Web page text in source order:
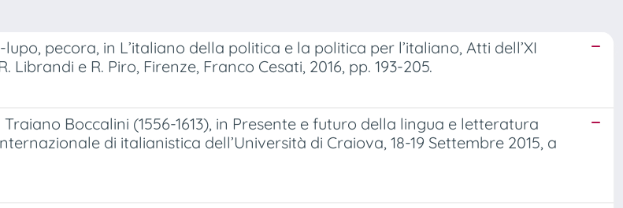
pecora, in L’italiano della politica e la politica per l’italiano, Atti dell’XI
e R. Piro, Firenze, Franco Cesati, 2016, pp. 193-205.
Boccalini (1556-1613), in Presente e futuro della lingua e letteratura
di italianistica dell’Università di Craiova, 18-19 Settembre 2015, a